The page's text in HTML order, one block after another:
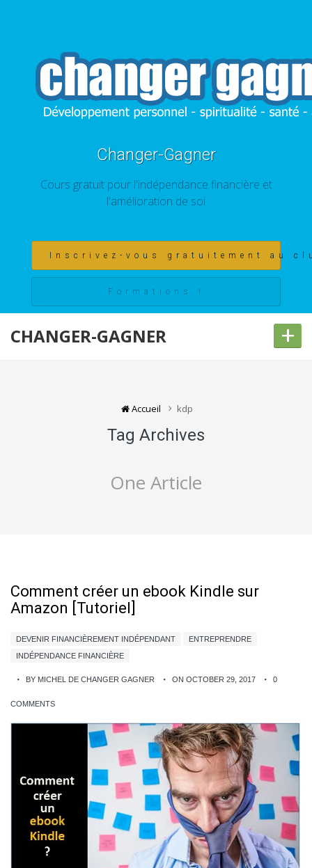
Changer-Gagner
Cours gratuit pour l'indépendance financière et
l'amélioration de soi
Inscrivez-vous gratuitement au
Formations !
CHANGER-GAGNER +
Accueil kdp
Tag Archives
One Article
Comment créer un ebook Kindle sur
Amazon [Tutoriel]
DEVENIR FINANCIÈREMENT INDÉPENDANT
ENTREPRENDRE
INDÉPENDANCE FINANCIÈRE
BY MICHEL DE CHANGER GAGNER ON OCTOBER 29, 2017 0
COMMENTS